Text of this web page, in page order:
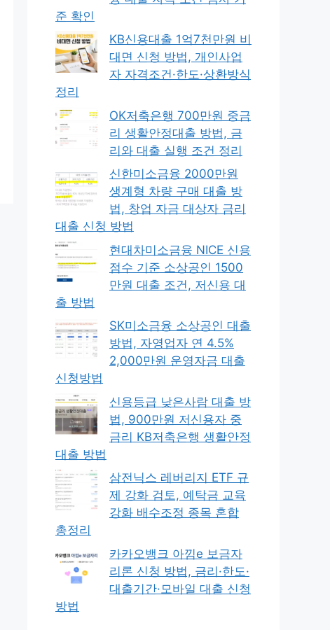
준 확인
KB신용대출 1억7천만원 비
대면 신청 방법, 개인사업
자 자격조건·한도·상환방식
정리
OK저축은행 700만원 중금
리 생활안정대출 방법, 금
리와 대출 실행 조건 정리
신한미소금융 2000만원
생계형 차량 구매 대출 방
법, 창업 자금 대상자 금리
대출 신청 방법
현대차미소금융 NICE 신용
점수 기준 소상공인 1500
만원 대출 조건, 저신용 대
출 방법
SK미소금융 소상공인 대출
방법, 자영업자 연 4.5%
2,000만원 운영자금 대출
신청방법
신용등급 낮은사람 대출 방
법, 900만원 저신용자 중
금리 KB저축은행 생활안정
대출 방법
삼전닉스 레버리지 ETF 규
제 강화 검토, 예탁금 교육
강화 배수조정 종목 혼합
총정리
카카오뱅크 아낌e 보금자
리론 신청 방법, 금리·한도·
대출기간·모바일 대출 신청
방법